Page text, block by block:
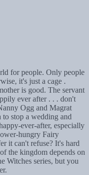
for people. Only people
it's just a cage .
is good. The servant
ever after . . . don't
Ogg and Magrat
stop a wedding and
ever-after, especially
hungry Fairy
it can't refuse? It's hard
the kingdom depends on
Witches series, but you